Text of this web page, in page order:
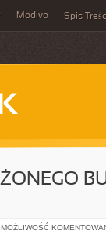
Modivo Spis
MOŻLIWOŚĆ